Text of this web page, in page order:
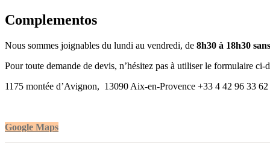
Complementos
Nous sommes joignables du lundi au vendredi, de 8h30 à 18h30
Pour toute demande de devis, n’hésitez pas à utiliser le formulaire ci-
1175 montée d’Avignon, 13090 Aix-en-Provence +33 4 42 96 33 62
Google Maps